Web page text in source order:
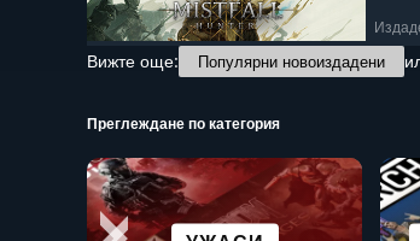
Вижте още:
Популярни новоиздадени
Преглеждане по категория